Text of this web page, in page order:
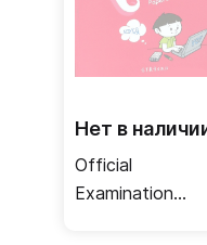
Нет в
Official
Examination